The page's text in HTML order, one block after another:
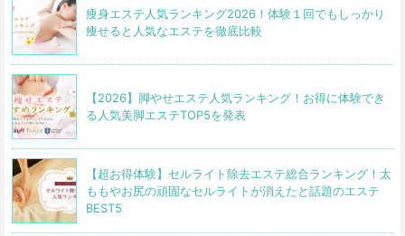
痩身エステ人気ランキング2026！体験１回でもしっかり
痩せると人気なエステを徹底比較
【2026】脚やせエステ人気ランキング！お得に体験でき
る人気美脚エステTOP5を発表
【超お得体験】セルライト除去エステ総合ランキング！太
ももやお尻の頑固なセルライトが消えたと話題のエステ
BEST5